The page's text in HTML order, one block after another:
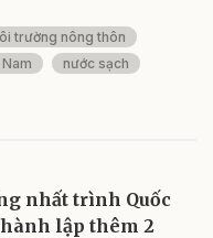
trường nông thôn
nước sạch
nhất trình Quốc
lập thêm 2